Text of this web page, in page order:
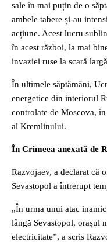
sale în mai puțin de o
ambele tabere și-au
acțiune. Acest lucru
în acest război, la mai
invaziei ruse la scară
În ultimele săptămâni,
energetice din interiorul
controlate de Moscova,
al Kremlinului.
În Crimeea anexată de
Razvojaev, a declarat că
Sevastopol a întrerupt
„În urma unui atac
lângă Sevastopol, orașul
electricitate”, a scris